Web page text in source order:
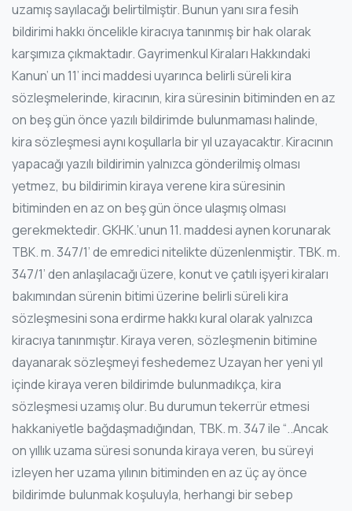
uzamış sayılacağı belirtilmiştir. Bunun yanı sıra fesih
bildirimi hakkı öncelikle kiracıya tanınmış bir hak olarak
karşımıza çıkmaktadır. Gayrimenkul Kiraları Hakkındaki
Kanun’ un 11’ inci maddesi uyarınca belirli süreli kira
sözleşmelerinde, kiracının, kira süresinin bitiminden en az
on beş gün önce yazılı bildirimde bulunmaması halinde,
kira sözleşmesi aynı koşullarla bir yıl uzayacaktır. Kiracının
yapacağı yazılı bildirimin yalnızca gönderilmiş olması
yetmez, bu bildirimin kiraya verene kira süresinin
bitiminden en az on beş gün önce ulaşmış olması
gerekmektedir. GKHK.’unun 11. maddesi aynen korunarak
TBK. m. 347/1’ de emredici nitelikte düzenlenmiştir. TBK. m.
347/1’ den anlaşılacağı üzere, konut ve çatılı işyeri kiraları
bakımından sürenin bitimi üzerine belirli süreli kira
sözleşmesini sona erdirme hakkı kural olarak yalnızca
kiracıya tanınmıştır. Kiraya veren, sözleşmenin bitimine
dayanarak sözleşmeyi feshedemez Uzayan her yeni yıl
içinde kiraya veren bildirimde bulunmadıkça, kira
sözleşmesi uzamış olur. Bu durumun tekerrür etmesi
hakkaniyetle bağdaşmadığından, TBK. m. 347 ile “..Ancak
on yıllık uzama süresi sonunda kiraya veren, bu süreyi
izleyen her uzama yılının bitiminden en az üç ay önce
bildirimde bulunmak koşuluyla, herhangi bir sebep